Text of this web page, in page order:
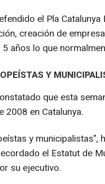
el Pla
creación de
años lo que
Y
que esta
2008 en Catalunya.
y municipalistas",
el Estatut de
su ejecutivo.